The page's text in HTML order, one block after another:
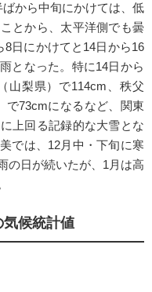
から中旬にかけては、低
とから、太平洋側でも曇
8日にかけてと14日から16
となった。特に14日から
山梨県）で114cm、秩父
で73cmになるなど、関東
上回る記録的な大雪とな
では、12月中・下旬に寒
の日が続いたが、1月は高
候統計値